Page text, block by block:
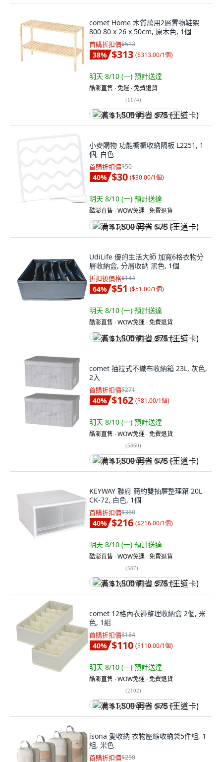
comet Home 木質萬用2層置物鞋架
800 80 x 26 x 50cm, 原木色, 1個
首購折扣價$513
38% $313 ($313.00/1個)
明天 8/10 (一) 預計送達
酷澎直售 ∙ 免運 ∙ 免費退貨
(1174)
满 $1,500 再省 $75 (王道卡)
小麥購物 功能櫥櫃收納隔板 L2251, 1
個, 白色
首購折扣價$50
40% $30 ($30.00/1個)
明天 8/10 (一) 預計送達
酷澎直售 ∙ WOW免運 ∙ 免費退貨
满 $1,500 再省 $75 (王道卡)
UdiLife 優的生活大師 加寬6格衣物分
層收納盒, 分層收納 黑色, 1個
折扣後價格$144
64% $51 ($51.00/1個)
明天 8/10 (一) 預計送達
酷澎直售 ∙ WOW免運 ∙ 免費退貨
满 $1,500 再省 $75 (王道卡)
comet 抽拉式不織布收納箱 23L, 灰色,
2入
首購折扣價$271
40% $162 ($81.00/1個)
明天 8/10 (一) 預計送達
酷澎直售 ∙ WOW免運 ∙ 免費退貨
(5860)
满 $1,500 再省 $75 (王道卡)
KEYWAY 聯府 簡約雙抽屜整理箱 20L
CK-72, 白色, 1個
首購折扣價$360
40% $216 ($216.00/1個)
明天 8/10 (一) 預計送達
酷澎直售 ∙ WOW免運 ∙ 免費退貨
(587)
满 $1,500 再省 $75 (王道卡)
comet 12格內衣褲整理收納盒 2個, 米
色, 1組
首購折扣價$184
40% $110 ($110.00/1個)
明天 8/10 (一) 預計送達
酷澎直售 ∙ WOW免運 ∙ 免費退貨
(2102)
满 $1,500 再省 $75 (王道卡)
isona 愛收納 衣物壓縮收納袋5件組, 1
組, 米色
首購折扣價$250